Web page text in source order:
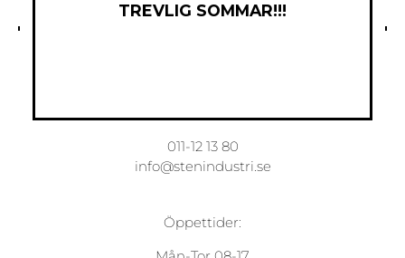
011-12 13 80
info@stenindustri.se
Öppettider:
TREVLIG SOMMAR!!!